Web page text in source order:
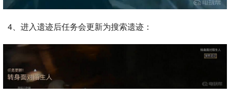
4、进入遗迹后任务会更新为搜索遗迹：